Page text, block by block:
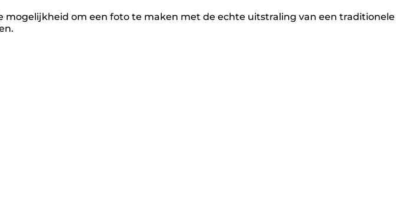
om een foto te maken met de echte uitstraling van een traditionele